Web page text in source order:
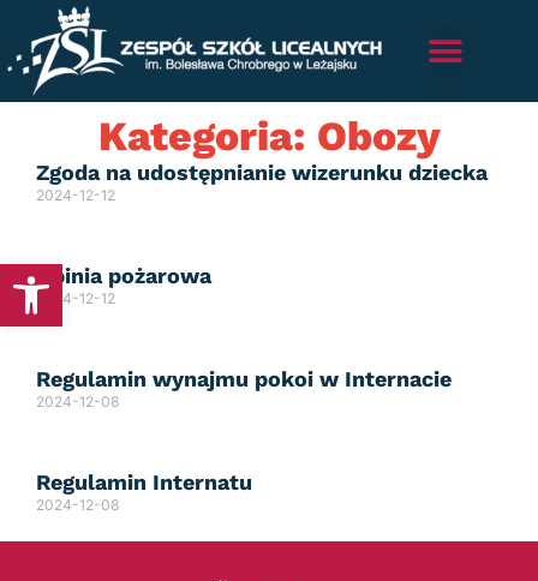
Otwórz pasek narzędzi
Kategoria: Obozy
Zgoda na udostępnianie wizerunku dziecka
2024-12-12
Opinia pożarowa
2024-12-12
Regulamin wynajmu pokoi w Internacie
2024-12-08
Regulamin Internatu
2024-12-08